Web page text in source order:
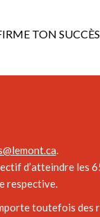
TON SUCCÈS
.
d’atteindre les
respective.
toutefois des